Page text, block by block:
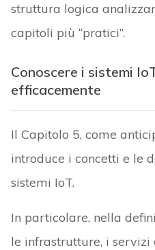
struttura logica
capitoli più “pratici”.
Conoscere i sistemi
efficacemente
Il Capitolo 5, come
introduce i concetti e le
sistemi IoT.
In particolare, nella
le infrastrutture, i